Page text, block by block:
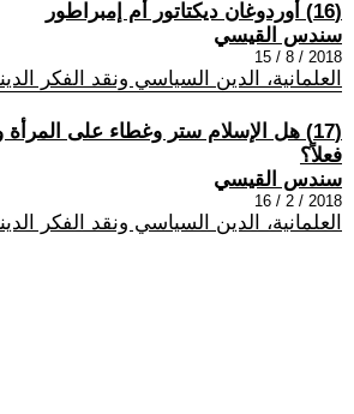
(16) أوردوغان ديكتاتور أم إمبراطور
سندس القيسي
2018 / 8 / 15
العلمانية، الدين السياسي ونقد الفكر
(17) هل الإسلام ستر وغطاء على المرأة
فعلاً؟
سندس القيسي
2018 / 2 / 16
العلمانية، الدين السياسي ونقد الفكر